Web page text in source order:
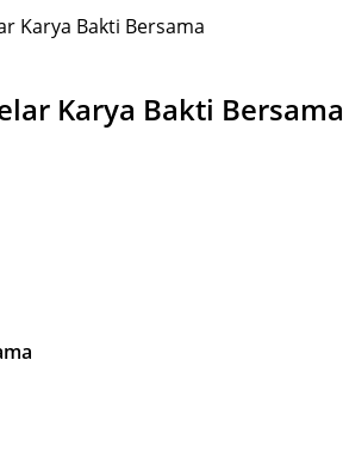
Karya Bakti Bersama
Karya Bakti Bersama